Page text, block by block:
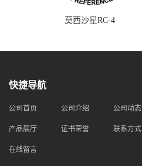
莫西沙星RC-4
快捷导航
公司首页 公司介绍 公司动态
产品展厅 证书荣誉 联系方式
在线留言